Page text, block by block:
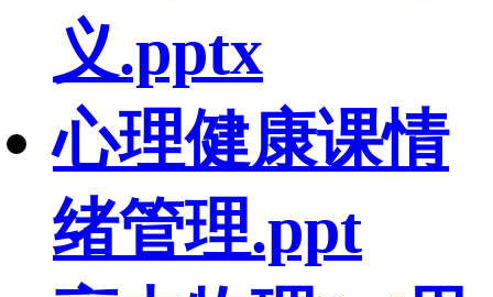
义.pptx
心理健康课情
绪管理.ppt